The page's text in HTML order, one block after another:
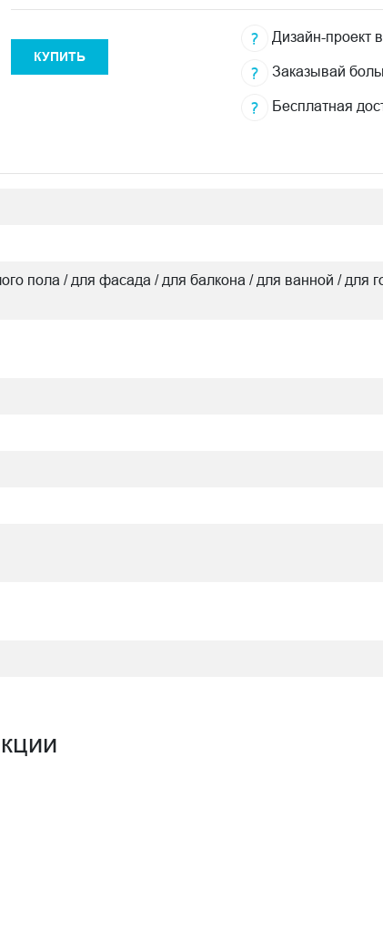
КУПИТЬ
Дизайн-проект
Заказывай
Бесплатная
пола / для фасада / для балкона / для ванной / для